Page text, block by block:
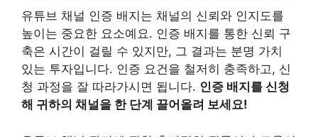
유튜브 채널 인증 배지는 채널의 신뢰와 인지도를
높이는 중요한 요소예요. 인증 배지를 통한 신뢰 구
축은 시간이 걸릴 수 있지만, 그 결과는 분명 가치
있는 투자입니다. 인증 요건을 철저히 충족하고, 신
청 과정을 잘 따라가시면 됩니다. 인증 배지를 신청
해 귀하의 채널을 한 단계 끌어올려 보세요!